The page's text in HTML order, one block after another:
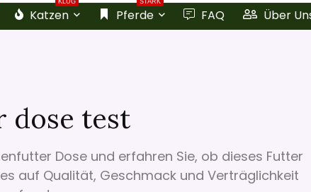
KLUG
Katzen
STARK
Pferde FAQ Über
dose test
Dose und erfahren Sie, ob dieses Futter
auf Qualität, Geschmack und Verträglichkeit